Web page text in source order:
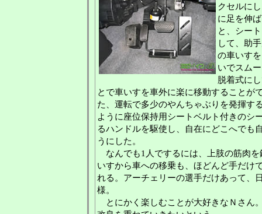
クセルに
に足を伸
と、シー
して、助
の車いす
いでスム
脱着式に
とで車いすを車外に楽に移動することが
た、運転で多少のやんちゃぶりを発揮す
ように座位保持用シートベルト付きのシ
るハンドルを駆使し、自在にどこへでも
うにした。
なんでも1人でするには、上肢の筋肉を
いすから車への移乗も、ほどんど手だけ
れる。アーチェリーの選手だけあって、
様。
とにかく楽しむことが大好きなＮさん